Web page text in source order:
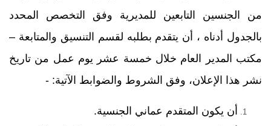
من الجنسين التابعين للمديرية وفق التخصص المحدد
بالجدول أدناه ، أن يتقدم بطلبه لقسم التنسيق والمتابعة –
مكتب المدير العام خلال خمسة عشر يوم عمل من تاريخ
نشر هذا الإعلان، وفق الشروط والضوابط الآتية: -
أن يكون المتقدم عماني الجنسية.